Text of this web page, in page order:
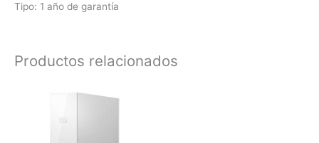
Tipo: 1 año de garantía
Productos relacionados